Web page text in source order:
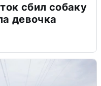
сбил собаку
девочка